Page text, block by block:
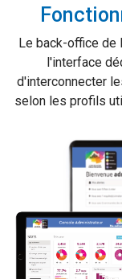
Le back-office
l'interface
d'interconnecter
selon les profils